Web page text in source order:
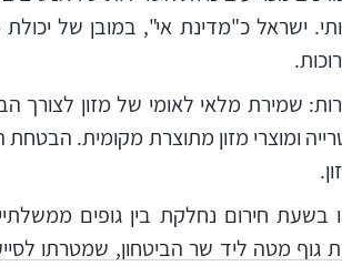
ישראל כ"מדינת אי", במובן של
שמירת מלאי לאומי של מזון
טרייה ומוצרי מזון מתוצרת מקומית.
בשעת חירום נחלקת בין גופים
מטה ליד שר הביטחון, שמטרתו